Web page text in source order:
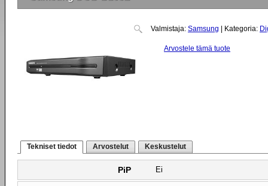
Valmistaja: Samsung | Kategoria:
Arvostele tämä tuote
Tekniset tiedot Arvostelut Keskustelut
PiP Ei